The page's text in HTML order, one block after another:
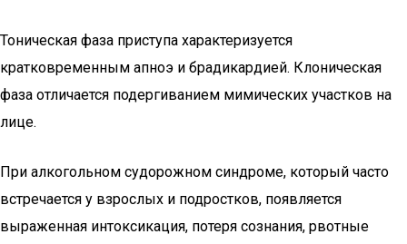
Тоническая фаза приступа характеризуется
кратковременным апноэ и брадикардией. Клоническая
фаза отличается подергиванием мимических участков на
лице.
При алкогольном судорожном синдроме, который часто
встречается у взрослых и подростков, появляется
выраженная интоксикация, потеря сознания, рвотные